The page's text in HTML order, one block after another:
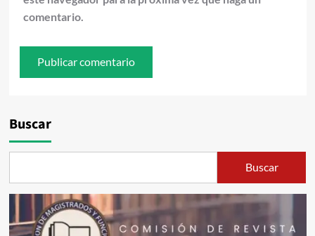
comentario.
Buscar
Buscar